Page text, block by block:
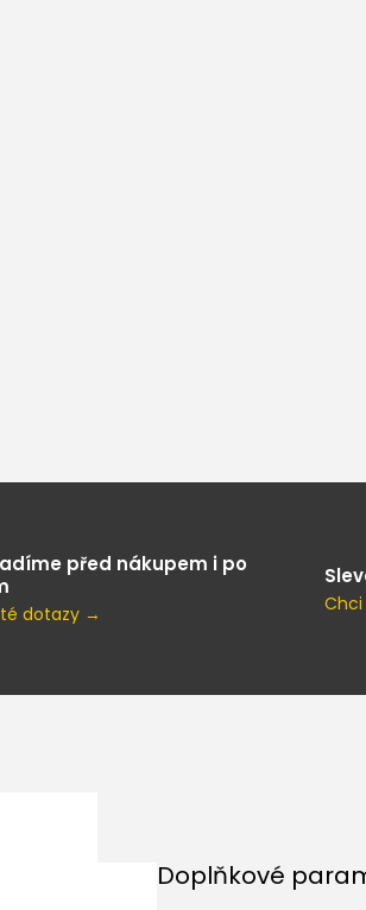
před nákupem i po
dotazy →
Doplňkové